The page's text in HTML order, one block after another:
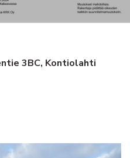
3BC, Kontiolahti